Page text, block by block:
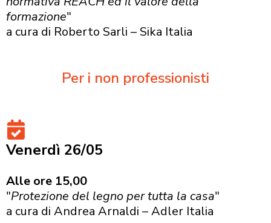
formazione"
a cura di Roberto Sarli – Sika Italia
Per i non professionisti
Venerdì 26/05
Alle ore 15,00
"Protezione del legno per tutta la casa"
a cura di Andrea Arnaldi – Adler Italia